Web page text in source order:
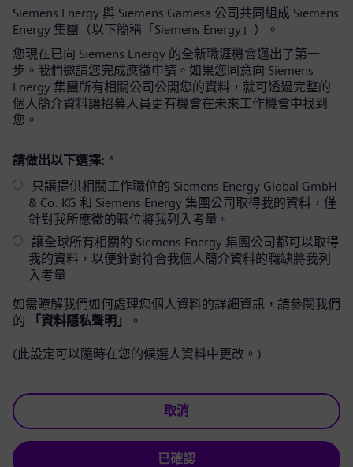
Siemens Energy 與 Siemens Gamesa 公司共同組成 Siemens
Energy 集團（以下簡稱「Siemens Energy」）。
您現在已向 Siemens Energy 的全新職涯機會邁出了第一
步。我們邀請您完成應徵申請。如果您同意向 Siemens
Energy 集團所有相關公司公開您的資料，就可透過完整的
個人簡介資料讓招募人員更有機會在未來工作機會中找到
您。
請做出以下選擇: *
只讓提供相關工作職位的 Siemens Energy Global GmbH
& Co. KG 和 Siemens Energy 集團公司取得我的資料，僅
針對我所應徵的職位將我列入考量。
讓全球所有相關的 Siemens Energy 集團公司都可以取得
我的資料，以便針對符合我個人簡介資料的職缺將我列
入考量
如需瞭解我們如何處理您個人資料的詳細資訊，請參閱我們
的
「資料隱私聲明」 。
(此設定可以隨時在您的候選人資料中更改。)
取消
已確認